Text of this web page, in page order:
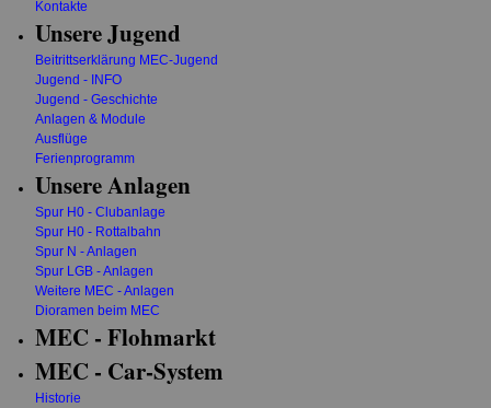
Kontakte
Unsere Jugend
Beitrittserklärung MEC-Jugend
Jugend - INFO
Jugend - Geschichte
Anlagen & Module
Ausflüge
Ferienprogramm
Unsere Anlagen
Spur H0 - Clubanlage
Spur H0 - Rottalbahn
Spur N - Anlagen
Spur LGB - Anlagen
Weitere MEC - Anlagen
Dioramen beim MEC
MEC - Flohmarkt
MEC - Car-System
Historie